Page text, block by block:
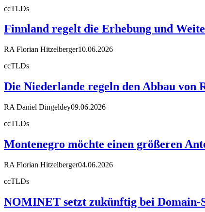
ccTLDs
Finnland regelt die Erhebung und
RA Florian Hitzelberger10.06.2026
ccTLDs
Die Niederlande regeln den Abbau von
RA Daniel Dingeldey09.06.2026
ccTLDs
Montenegro möchte einen größeren
RA Florian Hitzelberger04.06.2026
ccTLDs
NOMINET setzt zukünftig bei